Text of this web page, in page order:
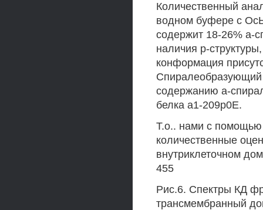
Количественный
водном буфере с
содержит 18-26% а-
наличия р-
конформация
Спиралеобразующий
содержанию а-
белка а1-209р0Е.
Т.о.. нами с помощью
количественные
внутриклеточном
455
Рис.6. Спектры КД
трансмембранный